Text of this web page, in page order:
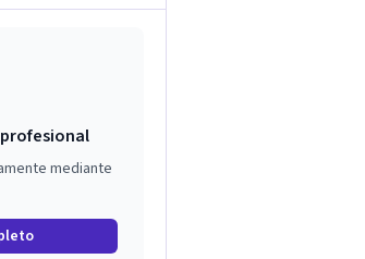
mediante